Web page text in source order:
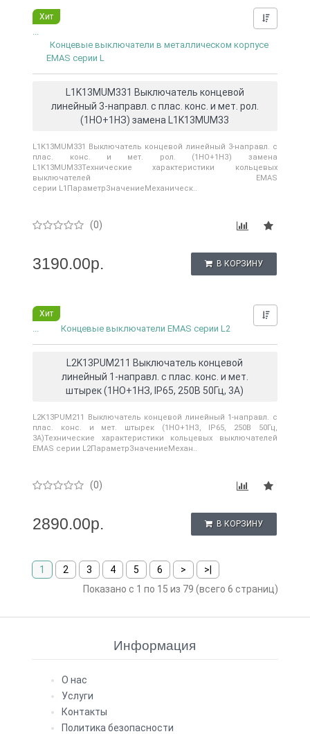
Хит
Концевые выключатели в металлическом корпусе
EMAS серии L
L1K13MUM331 Выключатель концевой
линейный 3-направл. с плас. конс. и мет. рол.
(1НО+1НЗ) замена L1K13MUM33
L1K13MUM331 Выключатель концевой линейный 3-направл. с
плас. конс. и мет. рол. (1НО+1НЗ) замена
L1K13MUM33Технические характеристики кольцевых
выключателей EMAS
серии L1ПараметрЗначениеМеханическ..
(0)
3190.00р. В КОРЗИНУ
Хит
Концевые выключатели EMAS серии L2
L2K13PUM211 Выключатель концевой
линейный 1-направл. с плас. конс. и мет.
штырек (1НО+1НЗ, IP65, 250В 50Гц, 3А)
L2K13PUM211 Выключатель концевой линейный 1-направл. с
плас. конс. и мет. штырек (1НО+1НЗ, IP65, 250В 50Гц,
3А)Технические характеристики кольцевых выключателей
EMAS серии L2ПараметрЗначениеМехан..
(0)
2890.00р. В КОРЗИНУ
1 2 3 4 5 6 >
>|
Показано с 1 по 15 из 79 (всего 6 страниц)
Информация
О нас
Услуги
Контакты
Политика безопасности